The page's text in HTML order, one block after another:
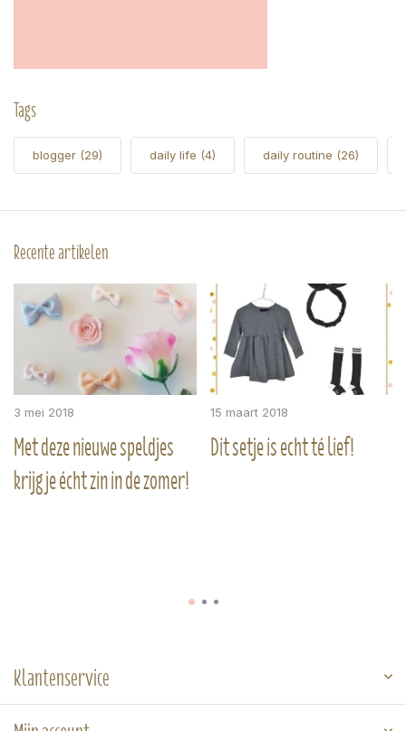
Tags
blogger (29) daily life (4) daily routine (26)
Recente artikelen
3 mei 2018
Met deze nieuwe speldjes
krijg je écht zin in de zomer!
15 maart 2018
Dit setje is echt té lief!
Klantenservice